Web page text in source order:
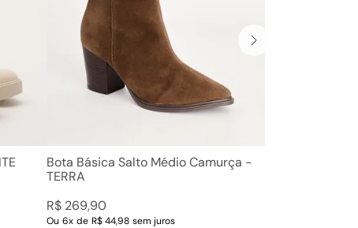
Bota Básica Salto Médio Camurça -
TERRA
R$ 269,90
Ou 6x de R$ 44,98 sem juros